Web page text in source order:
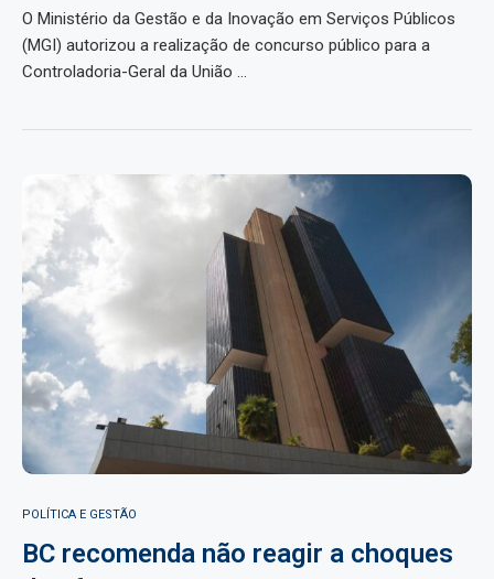
O Ministério da Gestão e da Inovação em Serviços Públicos
(MGI) autorizou a realização de concurso público para a
Controladoria-Geral da União …
POLÍTICA E GESTÃO
BC recomenda não reagir a choques